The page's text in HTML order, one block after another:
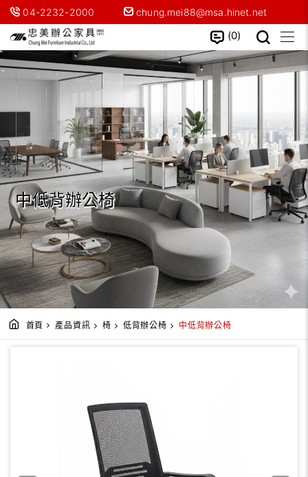
04-2232-2000 chung.mei88@msa.hinet.net
0
中低背辦公椅
首頁 產品資訊 椅 低背辦公椅 中低背辦公椅